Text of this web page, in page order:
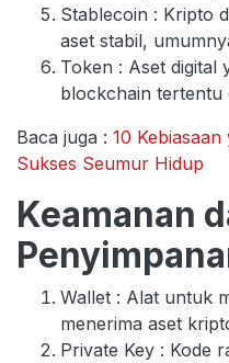
Stablecoin : Kripto
aset stabil,
Token : Aset digital
blockchain tertentu
Baca juga : 10
Sukses Seumur Hidup
Keamanan
Wallet : Alat untuk
menerima aset
Private Key : Kode